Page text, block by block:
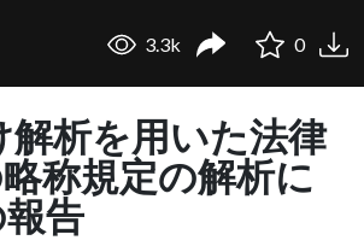
3.3k 0
解析を用いた法律
称規定の解析に
告